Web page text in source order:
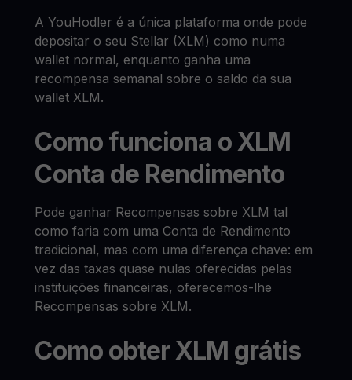
A YouHodler é a única plataforma onde pode
depositar o seu Stellar (XLM) como numa
wallet normal, enquanto ganha uma
recompensa semanal sobre o saldo da sua
wallet XLM.
Como funciona o XLM
Conta de Rendimento
Pode ganhar Recompensas sobre XLM tal
como faria com uma Conta de Rendimento
tradicional, mas com uma diferença chave: em
vez das taxas quase nulas oferecidas pelas
instituições financeiras, oferecemos-lhe
Recompensas sobre XLM.
Como obter XLM grátis